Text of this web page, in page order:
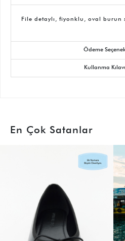
File detaylı, fiyonklu, oval burun
Ödeme
Kullanma
En Çok Satanlar